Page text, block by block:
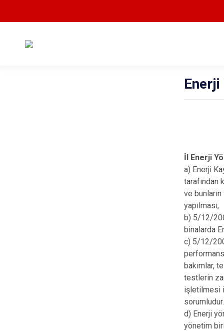
İl Enerji
a) Enerji
tarafından
ve
yapılması,
b) 5/12/
binalarda
c) 5/12/
bakımlar,
testlerin
işletilmesi
sorumludur.
d) Enerji
yönetim